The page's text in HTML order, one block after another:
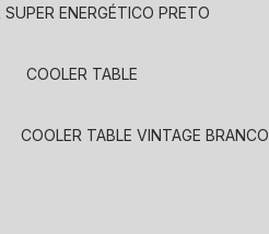
SUPER ENERGÉTICO PRETO
COOLER TABLE
COOLER TABLE VINTAGE BRANCO